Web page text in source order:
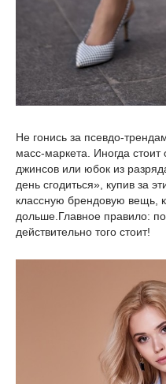
Не гонись за псевдо-
масс-маркета. Иногда стоит
джинсов или юбок из
день сгодиться», купив за
классную брендовую вещь,
дольше.Главное правило:
действительно того стоит!